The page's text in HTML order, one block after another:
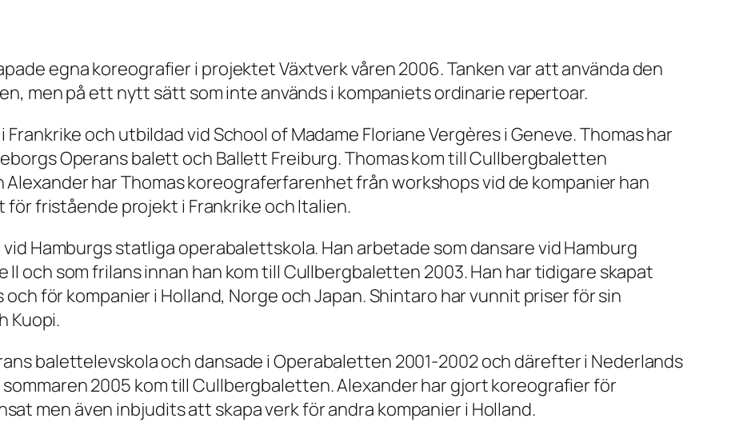
egna koreografier i projektetVäxtverkvåren 2006. Tanken var att använda den
men på ett nytt sätt som inte används i kompaniets ordinarie repertoar.
och utbildad vid School of Madame Floriane Vergères i Geneve. Thomas har
Operans balett och Ballett Freiburg. Thomas kom till Cullbergbaletten
Alexander har Thomas koreograferfarenhet från workshops vid de kompanier han
för fristående projekt i Frankrike och Italien.
Hamburgs statliga operabalettskola. Han arbetade som dansare vid Hamburg
och som frilans innan han kom till Cullbergbaletten 2003. Han har tidigare skapat
för kompanier i Holland, Norge och Japan. Shintaro har vunnit priser för sin
Kuopi.
balettelevskola och dansade i Operabaletten 2001-2002 och därefter i Nederlands
2005 kom till Cullbergbaletten. Alexander har gjort koreografier för
men även inbjudits att skapa verk för andra kompanier i Holland.